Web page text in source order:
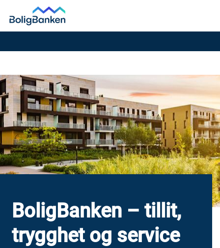
BoligBanken – tillit,
trygghet og service